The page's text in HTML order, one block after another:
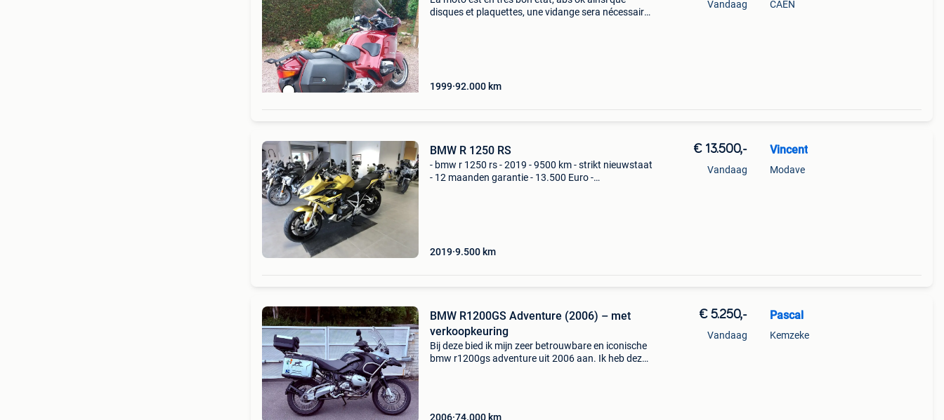
disques et plaquettes, une vidange sera nécessaire
1999 92.000 km
Vandaag CAEN
BMW R 1250 RS
- bmw r 1250 rs - 2019 - 9500 km - strikt nieuwstaat
- 12 maanden garantie - 13.500 Euro -
2019 9.500 km
€ 13.500,-
Vandaag
Vincent
Modave
BMW R1200GS Adventure (2006) – met
verkoopkeuring
Bij deze bied ik mijn zeer betrouwbare en iconische
bmw r1200gs adventure uit 2006 aan. Ik heb deze
2006 74.000 km
€ 5.250,-
Vandaag
Pascal
Kemzeke